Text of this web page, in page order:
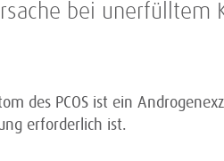
bei unerfülltem
des PCOS ist ein
erforderlich ist.